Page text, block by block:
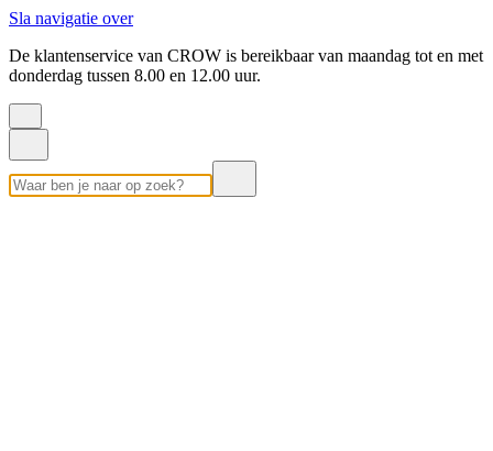
Sla navigatie over
De klantenservice van CROW is bereikbaar van maandag tot en met
donderdag tussen 8.00 en 12.00 uur.